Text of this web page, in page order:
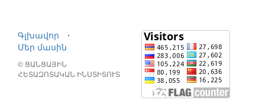
Գլխավոր
⋅
Մեր մասին
© ՑԱՆՑԱՅԻՆ
ՀԵՏԱԶՈՏԱԿԱՆ ԻՆՍՏԻՏՈՒՏ